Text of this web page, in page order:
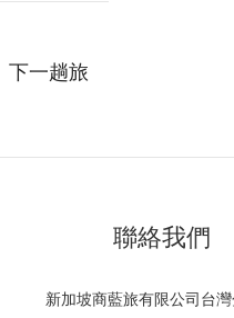
下一趟旅
聯絡我們
新加坡商藍旅有限公司台灣